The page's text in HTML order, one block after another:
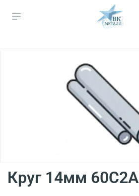
Круг 14мм 60С2А